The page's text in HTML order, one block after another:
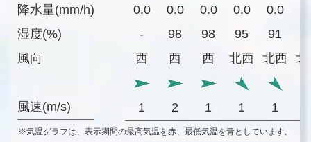
降水量(mm/h)
湿度(%)
風向
風速(m/s)
0.0 0.0 0.0 0.0 0.0
-
98 98 95 91
西
西 西 北西 北西 北
1 2 1 1 1
※気温グラフは、表示期間の最高気温を赤、最低気温を青としています。